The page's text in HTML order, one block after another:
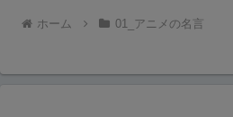
ホーム 01_アニメの名言